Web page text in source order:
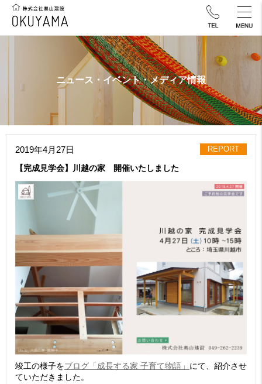
ニュース・イベント・メディア情報
2019年4月27日 REPORT
【完成見学会】川越の家 開催いたしました
竣工の様子をブログ「成長する家 子育て物語」 にて、紹介させ
ていただきました。